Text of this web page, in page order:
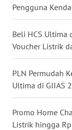
Pengguna
Beli HCS Ultima
Voucher Listrik
PLN Permudah
Ultima di GIIAS
Promo Home
Listrik hingga
WN
NUSANTARA
WN
JOGJA
WN
JATIM